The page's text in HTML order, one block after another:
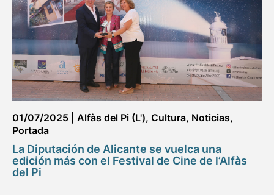
01/07/2025 Alfàs del Pi (L'), Cultura, Noticias,
Portada
La Diputación de Alicante se vuelca una
edición más con el Festival de Cine de l’Alfàs
del Pi